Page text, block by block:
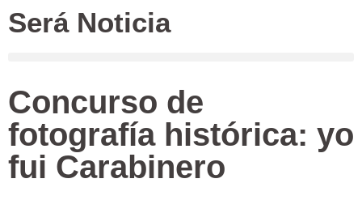
Será Noticia
Concurso de
fotografía histórica: yo
fui Carabinero